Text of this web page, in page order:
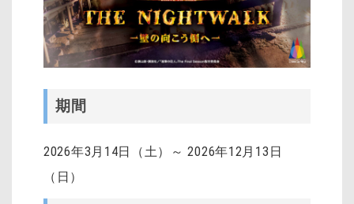
期間
2026年3月14日（土）～ 2026年12月13日
（日）